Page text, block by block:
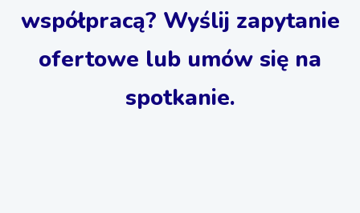
współpracą? Wyślij zapytanie
ofertowe lub umów się na
spotkanie.